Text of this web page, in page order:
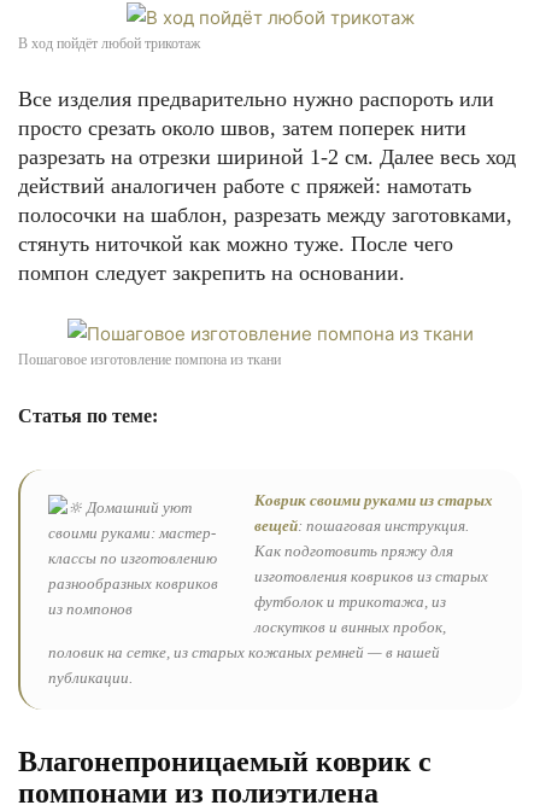
В ход пойдёт любой трикотаж
Все изделия предварительно нужно распороть или
просто срезать около швов, затем поперек нити
разрезать на отрезки шириной 1-2 см. Далее весь ход
действий аналогичен работе с пряжей: намотать
полосочки на шаблон, разрезать между заготовками,
стянуть ниточкой как можно туже. После чего
помпон следует закрепить на основании.
Пошаговое изготовление помпона из ткани
Статья по теме:
Коврик своими руками из старых
вещей: пошаговая инструкция.
Как подготовить пряжу для
изготовления ковриков из старых
футболок и трикотажа, из
лоскутков и винных пробок,
половик на сетке, из старых кожаных ремней — в нашей
публикации.
Влагонепроницаемый коврик с
помпонами из полиэтилена